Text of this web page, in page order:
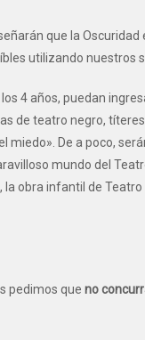
que la
utilizando nuestros
4 años, puedan
de teatro negro,
De a poco,
mundo del
obra infantil de Teatro
pedimos que no